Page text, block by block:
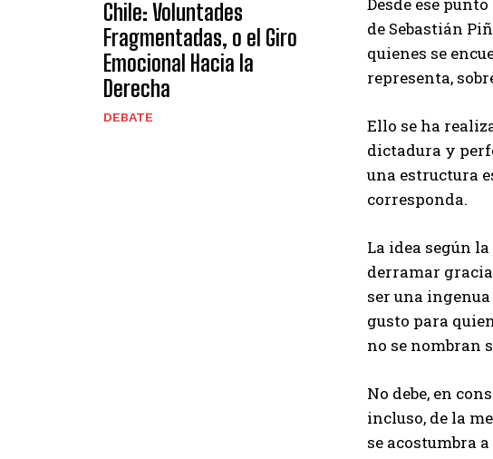
Chile: Voluntades
Fragmentadas, o el Giro
Emocional Hacia la
Derecha
DEBATE
de Sebastián
quienes se
representa,
Ello se ha
dictadura y
una estructura
corresponda.
La idea según
derramar
ser una
gusto para
no se nombran
No debe, en
incluso, de la
se acostumbra